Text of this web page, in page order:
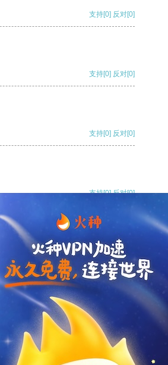
支持[0] 反对[0]
支持[0] 反对[0]
支持[0] 反对[0]
支持[0] 反对[0]
支持[0] 反对
支持